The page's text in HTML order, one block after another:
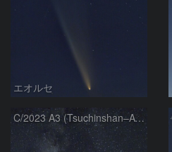
エオルセ
C/2023 A3 (Tsuchinshan–ATLAS)と天の川